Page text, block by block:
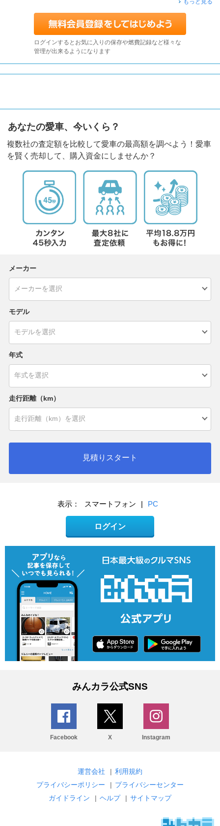
ログインするとお気に入りの保存や燃費記録など様々な
管理が出来るようになります
あなたの愛車、今いくら？
複数社の査定額を比較して愛車の最高額を調べよう！愛車
を賢く売却して、購入資金にしませんか？
メーカー
モデル
年式
走行距離（km）
見積りスタート
表示： スマートフォン | PC
ログイン
みんカラ公式SNS
Facebook X Instagram
運営会社 | 利用規約
プライバシーポリシー
| プライバシーセンター
ガイドライン
| ヘルプ | サイトマップ